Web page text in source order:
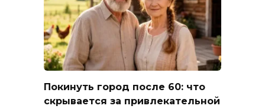
Покинуть город после 60: что
скрывается за привлекательной